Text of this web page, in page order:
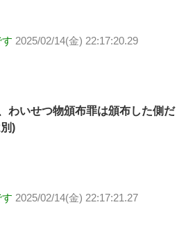
2025/02/14(金) 22:17:20.29
わいせつ物頒布罪は頒布した側だ
)
2025/02/14(金) 22:17:21.27